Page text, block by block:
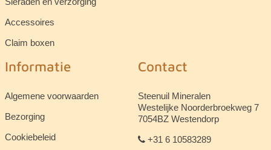
Accessoires
Claim boxen
Informatie
Algemene voorwaarden
Bezorging
Cookiebeleid
Contact
Steenuil Mineralen
Westelijke Noorderbroekweg 7
7054BZ Westendorp
+31 6 10583289